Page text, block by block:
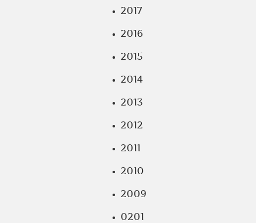
2017
2016
2015
2014
2013
2012
2011
2010
2009
0201